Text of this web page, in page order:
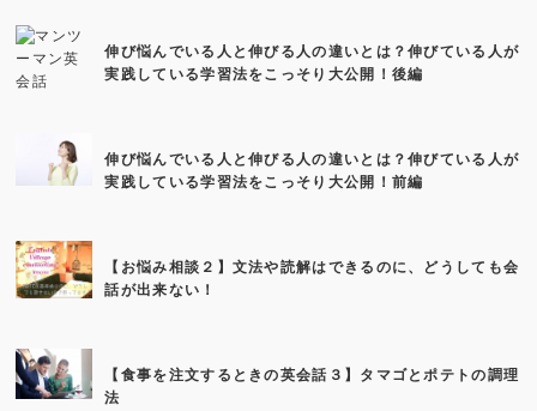
伸び悩んでいる人と伸びる人の違いとは？伸びている人が
実践している学習法をこっそり大公開！後編
伸び悩んでいる人と伸びる人の違いとは？伸びている人が
実践している学習法をこっそり大公開！前編
【お悩み相談２】文法や読解はできるのに、どうしても会
話が出来ない！
【食事を注文するときの英会話３】タマゴとポテトの調理
法